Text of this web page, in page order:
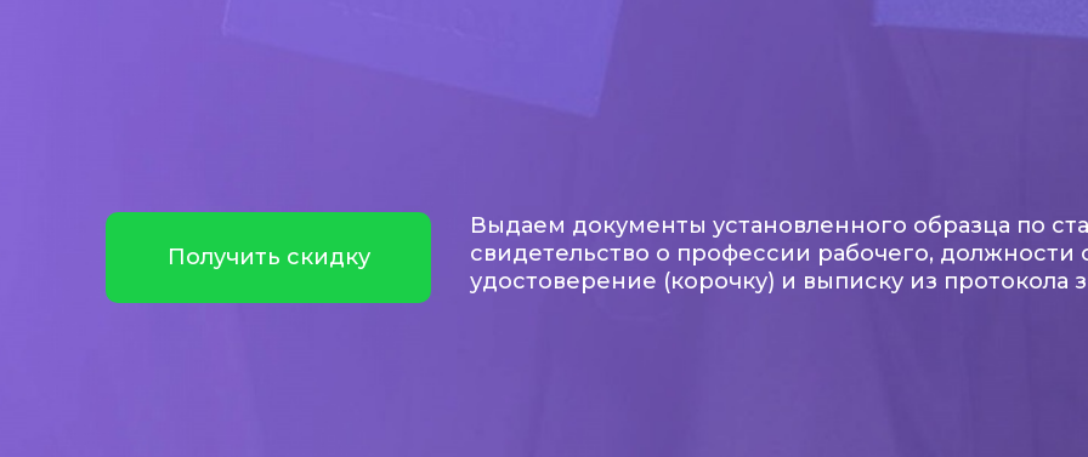
Выдаем документы установленного образца по
свидетельство о профессии рабочего, должности
удостоверение (корочку) и выписку из протокола
Получить скидку